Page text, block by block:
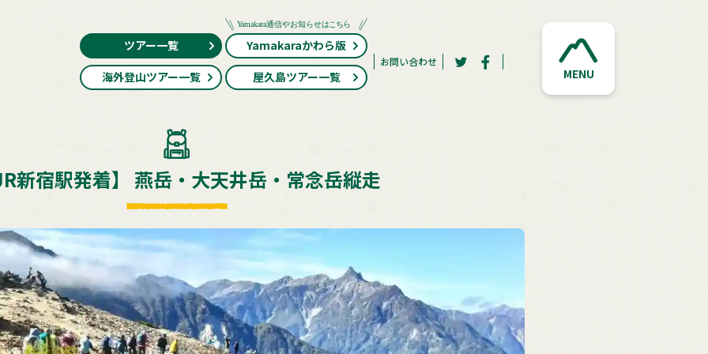
ツアー一覧
Yamakaraかわら版
海外登山ツアー一覧
屋久島ツアー一覧
お問い合わせ
MENU
新宿駅発着】 燕岳・大天井岳・常念岳縦走